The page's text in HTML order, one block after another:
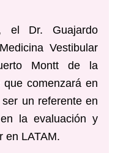
el Dr. Guajardo
Vestibular
Montt de la
comenzará en
un referente en
la evaluación y
en LATAM.